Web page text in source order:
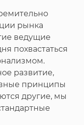
рынка
ведущие
похвастаться
развитие,
принципы
другие, мы